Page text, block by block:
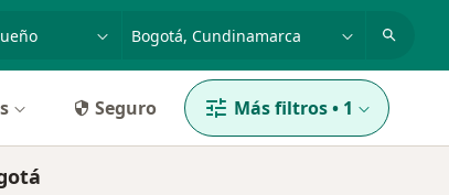
o nombre
p. ej. Bogotá
Seguro Más filtros• 1